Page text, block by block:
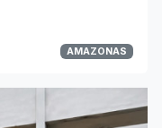
AMAZONAS